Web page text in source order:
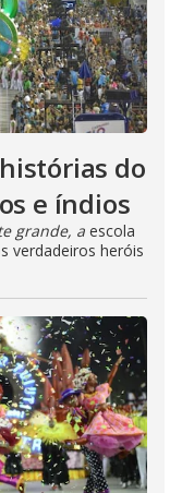
do
e índios
grande, a escola
verdadeiros heróis